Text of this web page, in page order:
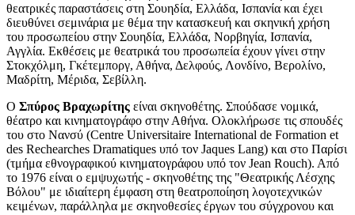
θεατρικές παραστάσεις στη Σουηδία, Ελλάδα, Ισπανία και έχει
διευθύνει σεμινάρια με θέμα την κατασκευή και σκηνική χρήση
του προσωπείου στην Σουηδία, Ελλάδα, Νορβηγία, Ισπανία,
Αγγλία. Εκθέσεις με θεατρικά του προσωπεία έχουν γίνει στην
Στοκχόλμη, Γκέτεμποργ, Αθήνα, Δελφούς, Λονδίνο, Βερολίνο,
Μαδρίτη, Μέριδα, Σεβίλλη.
O Σπύρος Βραχωρίτης είναι σκηνοθέτης. Σπούδασε νομικά,
θέατρο και κινηματογράφο στην Αθήνα. Ολοκλήρωσε τις σπουδές
του στο Νανσύ (Centre Universitaire International de Formation et
des Rechearches Dramatiques υπό τον Jaques Lang) και στο Παρίσι
(τμήμα εθνογραφικού κινηματογράφου υπό τον Jean Rouch). Από
το 1976 είναι ο εμψυχωτής - σκηνοθέτης της "Θεατρικής Λέσχης
Βόλου" με ιδιαίτερη έμφαση στη θεατροποίηση λογοτεχνικών
κειμένων, παράλληλα με σκηνοθεσίες έργων του σύγχρονου και